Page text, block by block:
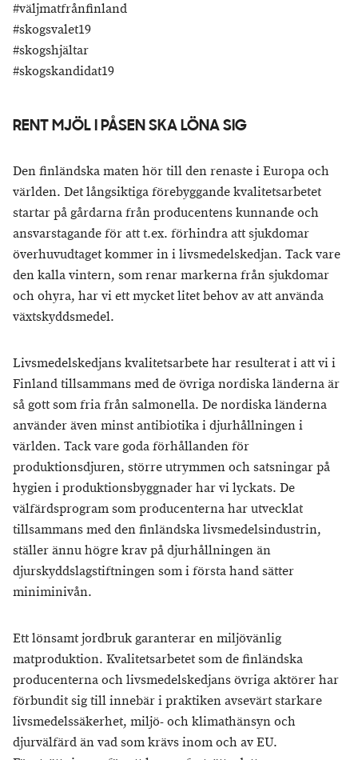
#väljmatfrånfinland
#skogsvalet19
#skogshjältar
#skogskandidat19
RENT MJÖL I PÅSEN SKA LÖNA SIG
Den finländska maten hör till den renaste i Europa och
världen. Det långsiktiga förebyggande kvalitetsarbetet
startar på gårdarna från producentens kunnande och
ansvarstagande för att t.ex. förhindra att sjukdomar
överhuvudtaget kommer in i livsmedelskedjan. Tack vare
den kalla vintern, som renar markerna från sjukdomar
och ohyra, har vi ett mycket litet behov av att använda
växtskyddsmedel.
Livsmedelskedjans kvalitetsarbete har resulterat i att vi i
Finland tillsammans med de övriga nordiska länderna är
så gott som fria från salmonella. De nordiska länderna
använder även minst antibiotika i djurhållningen i
världen. Tack vare goda förhållanden för
produktionsdjuren, större utrymmen och satsningar på
hygien i produktionsbyggnader har vi lyckats. De
välfärdsprogram som producenterna har utvecklat
tillsammans med den finländska livsmedelsindustrin,
ställer ännu högre krav på djurhållningen än
djurskyddslagstiftningen som i första hand sätter
miniminivån.
Ett lönsamt jordbruk garanterar en miljövänlig
matproduktion. Kvalitetsarbetet som de finländska
producenterna och livsmedelskedjans övriga aktörer har
förbundit sig till innebär i praktiken avsevärt starkare
livsmedelssäkerhet, miljö- och klimathänsyn och
djurvälfärd än vad som krävs inom och av EU.